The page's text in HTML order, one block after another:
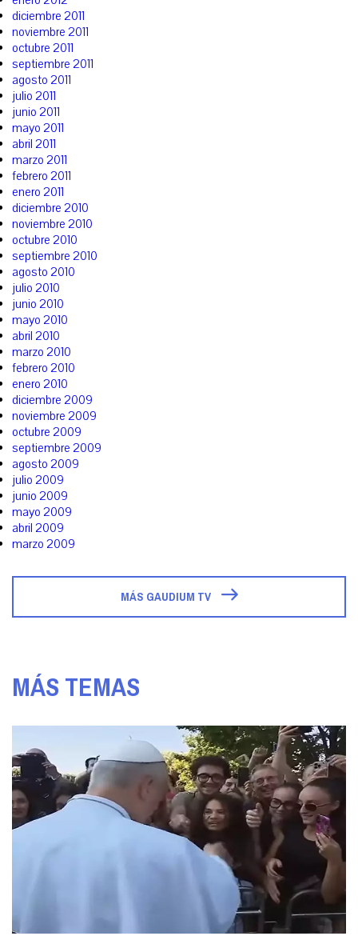
diciembre 2011
noviembre 2011
octubre 2011
septiembre 2011
agosto 2011
julio 2011
junio 2011
mayo 2011
abril 2011
marzo 2011
febrero 2011
enero 2011
diciembre 2010
noviembre 2010
octubre 2010
septiembre 2010
agosto 2010
julio 2010
junio 2010
mayo 2010
abril 2010
marzo 2010
febrero 2010
enero 2010
diciembre 2009
noviembre 2009
octubre 2009
septiembre 2009
agosto 2009
julio 2009
junio 2009
mayo 2009
abril 2009
marzo 2009
MÁS GAUDIUM TV
MÁS TEMAS